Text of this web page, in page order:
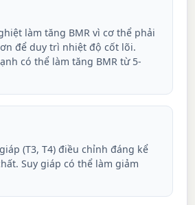
làm tăng BMR vì cơ thể phải
để duy trì nhiệt độ cốt lõi.
có thể làm tăng BMR từ 5-
(T3, T4) điều chỉnh đáng kể
Suy giáp có thể làm giảm